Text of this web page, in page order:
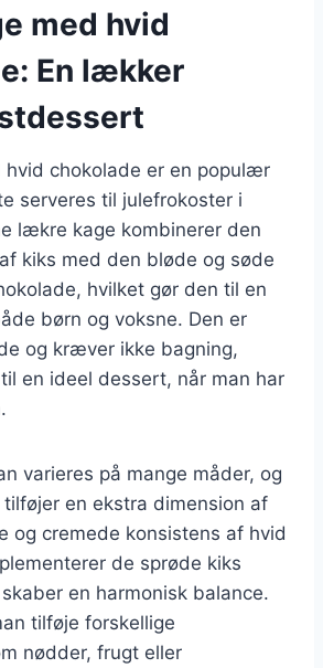
med hvid
En lækker
hvid chokolade er en populær
serveres til julefrokoster i
lækre kage kombinerer den
kiks med den bløde og søde
hvilket gør den til en
børn og voksne. Den er
og kræver ikke bagning,
en ideel dessert, når man har
varieres på mange måder, og
en ekstra dimension af
og cremede konsistens af hvid
de sprøde kiks
en harmonisk balance.
tilføje forskellige
nødder, frugt eller